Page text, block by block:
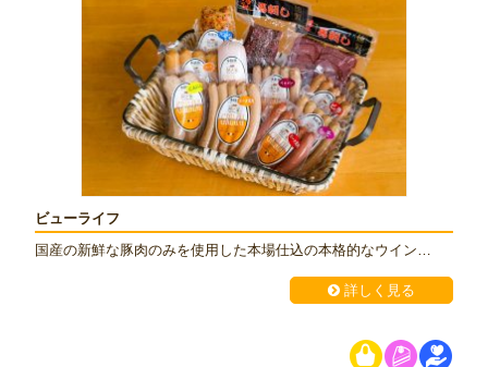
ビューライフ
国産の新鮮な豚肉のみを使用した本場仕込の本格的なウイン…
詳しく見る